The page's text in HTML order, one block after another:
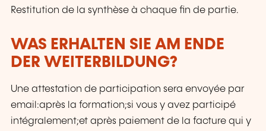
Restitution de la synthèse à chaque fin de partie.
WAS ERHALTEN SIE AM ENDE
DER WEITERBILDUNG?
Une attestation de participation sera envoyée par
email:après la formation;si vous y avez participé
intégralement;et après paiement de la facture qui y